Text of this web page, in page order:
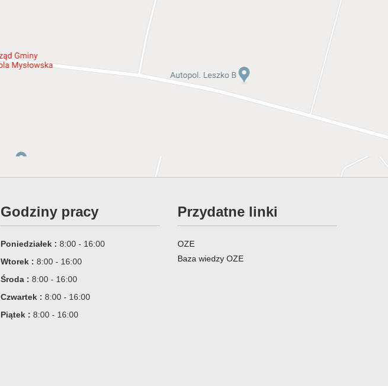
Godziny pracy
Poniedziałek : 8:00 - 16:00
Wtorek : 8:00 - 16:00
Środa : 8:00 - 16:00
Czwartek : 8:00 - 16:00
Piątek : 8:00 - 16:00
Przydatne linki
OZE
Baza wiedzy OZE